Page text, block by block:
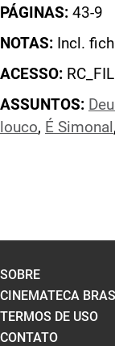
PÁGINAS: 43-9
NOTAS: Incl.
ACESSO:
ASSUNTOS:
louco, É Simonal ,
SOBRE
CINEMATECA
TERMOS DE USO
CONTATO